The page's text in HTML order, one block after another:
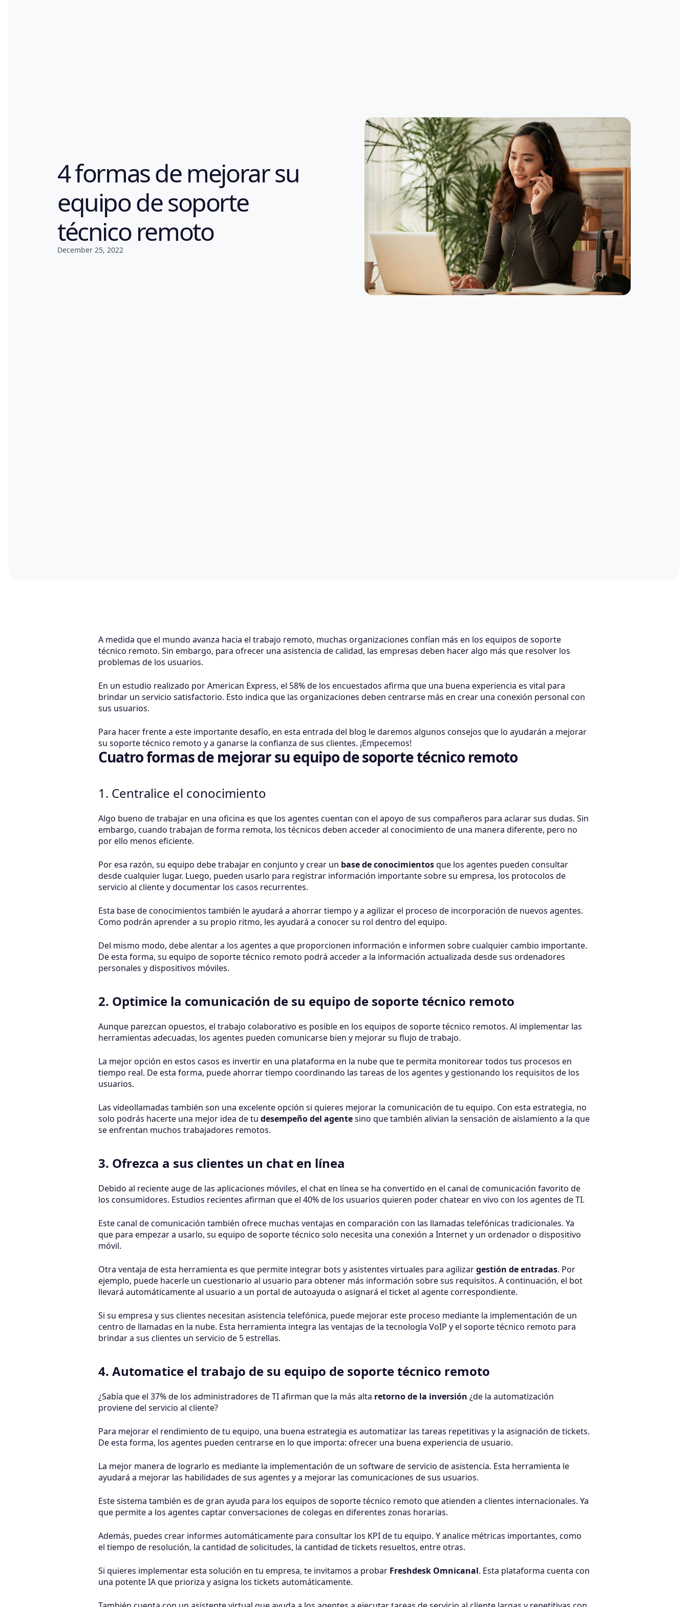
4 formas de mejorar su
equipo de soporte
técnico remoto
December 25, 2022
A medida que el mundo avanza hacia el trabajo remoto, muchas organizaciones confían más en los equipos de soporte
técnico remoto. Sin embargo, para ofrecer una asistencia de calidad, las empresas deben hacer algo más que resolver los
problemas de los usuarios.
En un estudio realizado por American Express, el 58% de los encuestados afirma que una buena experiencia es vital para
brindar un servicio satisfactorio. Esto indica que las organizaciones deben centrarse más en crear una conexión personal con
sus usuarios.
Para hacer frente a este importante desafío, en esta entrada del blog le daremos algunos consejos que lo ayudarán a mejorar
su soporte técnico remoto y a ganarse la confianza de sus clientes. ¡Empecemos!
Cuatro formas de mejorar su equipo de soporte técnico remoto
1. Centralice el conocimiento
Algo bueno de trabajar en una oficina es que los agentes cuentan con el apoyo de sus compañeros para aclarar sus dudas. Sin
embargo, cuando trabajan de forma remota, los técnicos deben acceder al conocimiento de una manera diferente, pero no
por ello menos eficiente.
Por esa razón, su equipo debe trabajar en conjunto y crear un base de conocimientosque los agentes pueden consultar
desde cualquier lugar. Luego, pueden usarlo para registrar información importante sobre su empresa, los protocolos de
servicio al cliente y documentar los casos recurrentes.
Esta base de conocimientos también le ayudará a ahorrar tiempo y a agilizar el proceso de incorporación de nuevos agentes.
Como podrán aprender a su propio ritmo, les ayudará a conocer su rol dentro del equipo.
Del mismo modo, debe alentar a los agentes a que proporcionen información e informen sobre cualquier cambio importante.
De esta forma, su equipo de soporte técnico remoto podrá acceder a la información actualizada desde sus ordenadores
personales y dispositivos móviles.
2. Optimice la comunicación de su equipo de soporte técnico remoto
Aunque parezcan opuestos, el trabajo colaborativo es posible en los equipos de soporte técnico remotos. Al implementar las
herramientas adecuadas, los agentes pueden comunicarse bien y mejorar su flujo de trabajo.
La mejor opción en estos casos es invertir en una plataforma en la nube que te permita monitorear todos tus procesos en
tiempo real. De esta forma, puede ahorrar tiempo coordinando las tareas de los agentes y gestionando los requisitos de los
usuarios.
Las videollamadas también son una excelente opción si quieres mejorar la comunicación de tu equipo. Con esta estrategia, no
solo podrás hacerte una mejor idea de tu desempeño del agentesino que también alivian la sensación de aislamiento a la que
se enfrentan muchos trabajadores remotos.
3. Ofrezca a sus clientes un chat en línea
Debido al reciente auge de las aplicaciones móviles, el chat en línea se ha convertido en el canal de comunicación favorito de
los consumidores. Estudios recientes afirman que el 40% de los usuarios quieren poder chatear en vivo con los agentes de TI.
Este canal de comunicación también ofrece muchas ventajas en comparación con las llamadas telefónicas tradicionales. Ya
que para empezar a usarlo, su equipo de soporte técnico solo necesita una conexión a Internet y un ordenador o dispositivo
móvil.
Otra ventaja de esta herramienta es que permite integrar bots y asistentes virtuales para agilizargestión de entradas. Por
ejemplo, puede hacerle un cuestionario al usuario para obtener más información sobre sus requisitos. A continuación, el bot
llevará automáticamente al usuario a un portal de autoayuda o asignará el ticket al agente correspondiente.
Si su empresa y sus clientes necesitan asistencia telefónica, puede mejorar este proceso mediante la implementación de un
centro de llamadas en la nube. Esta herramienta integra las ventajas de la tecnología VoIP y el soporte técnico remoto para
brindar a sus clientes un servicio de 5 estrellas.
4. Automatice el trabajo de su equipo de soporte técnico remoto
¿Sabía que el 37% de los administradores de TI afirman que la más alta retorno de la inversión ¿de la automatización
proviene del servicio al cliente?
Para mejorar el rendimiento de tu equipo, una buena estrategia es automatizar las tareas repetitivas y la asignación de tickets.
De esta forma, los agentes pueden centrarse en lo que importa: ofrecer una buena experiencia de usuario.
La mejor manera de lograrlo es mediante la implementación de un software de servicio de asistencia. Esta herramienta le
ayudará a mejorar las habilidades de sus agentes y a mejorar las comunicaciones de sus usuarios.
Este sistema también es de gran ayuda para los equipos de soporte técnico remoto que atienden a clientes internacionales. Ya
que permite a los agentes captar conversaciones de colegas en diferentes zonas horarias.
Además, puedes crear informes automáticamente para consultar los KPI de tu equipo. Y analice métricas importantes, como
el tiempo de resolución, la cantidad de solicitudes, la cantidad de tickets resueltos, entre otras.
Si quieres implementar esta solución en tu empresa, te invitamos a probar Freshdesk Omnicanal. Esta plataforma cuenta con
una potente IA que prioriza y asigna los tickets automáticamente.